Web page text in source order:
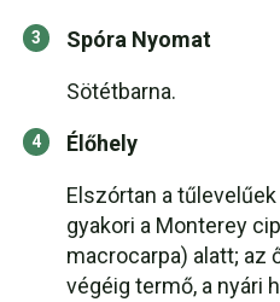
Spóra Nyomat
Sötétbarna.
Élőhely
Elszórtan a
gyakori a Monterey
macrocarpa) alatt; az
végéig termő, a nyári